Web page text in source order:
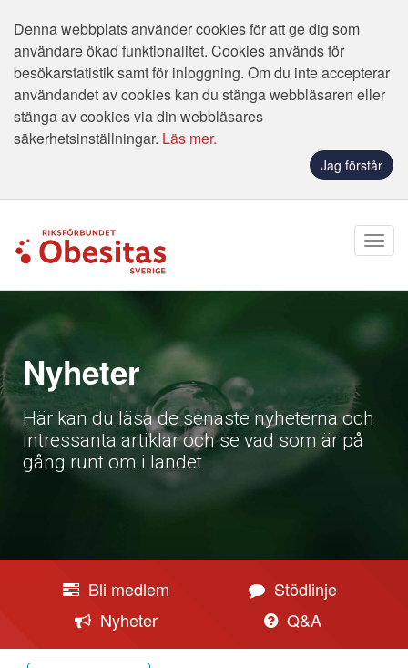
Denna webbplats använder cookies för att ge dig som
användare ökad funktionalitet. Cookies används för
besökarstatistik samt för inloggning. Om du inte accepterar
användandet av cookies kan du stänga webbläsaren eller
stänga av cookies via din webbläsares
säkerhetsinställningar. Läs mer.
Jag förstår
Nyheter
Här kan du läsa de senaste nyheterna och
intressanta artiklar och se vad som är på
gång runt om i landet
Bli medlem
Stödlinje
Nyheter
Q&A